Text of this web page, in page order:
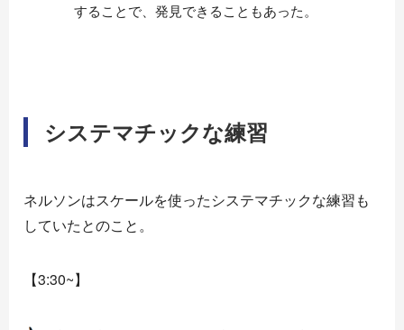
することで、発見できることもあった。
システマチックな練習
ネルソンはスケールを使ったシステマチックな練習も
していたとのこと。
【3:30~】